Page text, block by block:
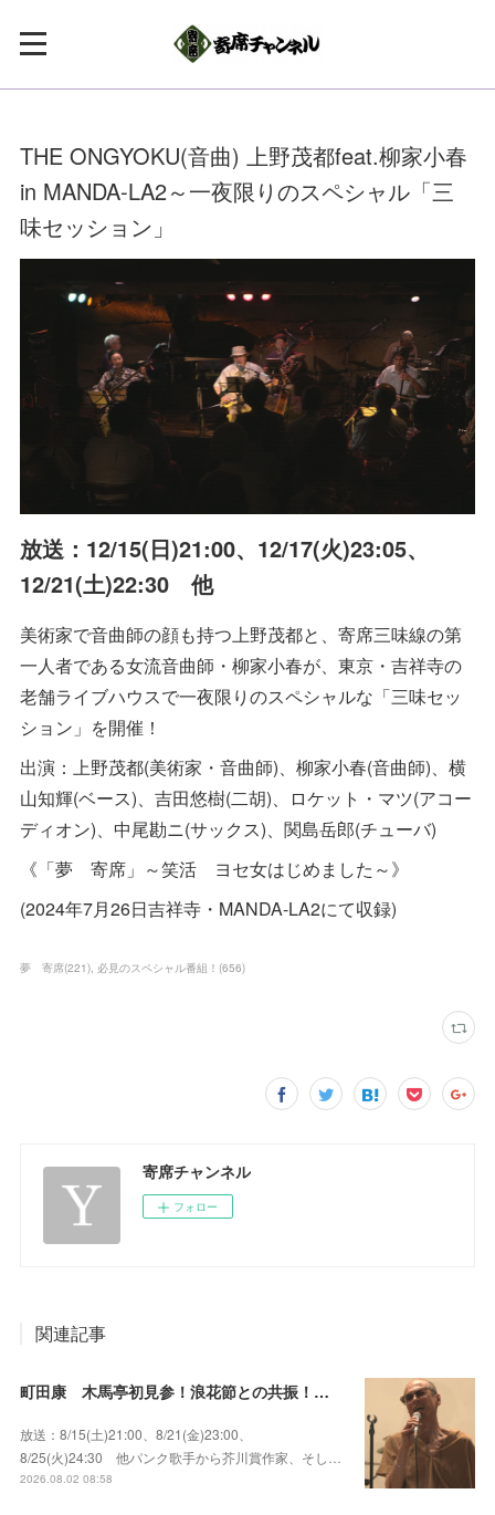
THE ONGYOKU(音曲) 上野茂都feat.柳家小春
in MANDA-LA2～一夜限りのスペシャル「三
味セッション」
放送：12/15(日)21:00、12/17(火)23:05、
12/21(土)22:30 他
美術家で音曲師の顔も持つ上野茂都と、寄席三味線の第
一人者である女流音曲師・柳家小春が、東京・吉祥寺の
老舗ライブハウスで一夜限りのスペシャルな「三味セッ
ション」を開催！
出演：上野茂都(美術家・音曲師)、柳家小春(音曲師)、横
山知輝(ベース)、吉田悠樹(二胡)、ロケット・マツ(アコー
ディオン)、中尾勘ニ(サックス)、関島岳郎(チューバ)
《「夢 寄席」～笑活 ヨセ女はじめました～》
(2024年7月26日吉祥寺・MANDA-LA2にて収録)
夢 寄席(221) 必見のスペシャル番組！ (656)
寄席チャンネル
フォロー
関連記事
町田康 木馬亭初見参！浪花節との共振！～マチダ地蔵尊 他
放送：8/15(土)21:00、8/21(金)23:00、
8/25(火)24:30 他パンク歌手から芥川賞作家、そし…
2026.08.02 08:58